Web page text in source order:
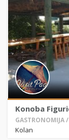
Konoba
GASTRONOMIJA
Kolan